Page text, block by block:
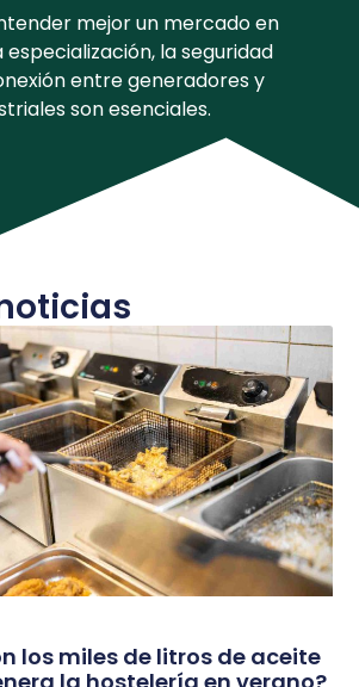
mejor un mercado en
la seguridad
entre generadores y
son esenciales.
los miles de litros de aceite